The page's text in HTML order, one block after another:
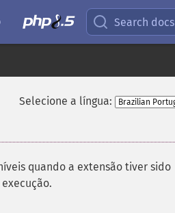
Search docs
Selecione a língua:
quando a extensão tiver sido